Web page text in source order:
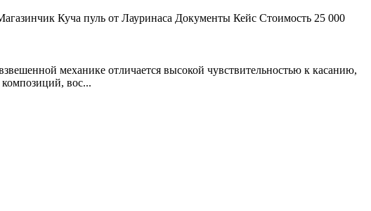
Куча пуль от Лауринаса Документы Кейс Стоимость 25 000
механике отличается высокой чувствительностью к касанию,
вос...